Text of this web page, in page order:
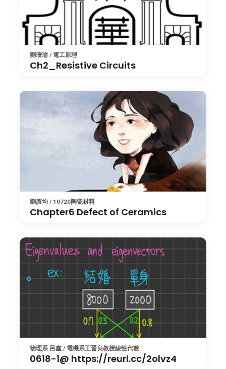
劉璦瑜 / 電工原理
Ch2_Resistive Circuits
劉彥均 / 10720陶瓷材料
Chapter6 Defect of Ceramics
物理系 呂鑫 / 電機系王晉良教授線性代數
0618-1@ https://reurl.cc/2olvz4